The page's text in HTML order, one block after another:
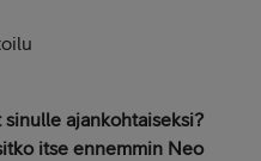
ajankohtaiseksi?
itse ennemmin Neo